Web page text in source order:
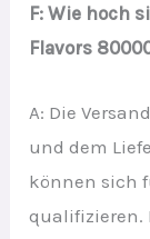
F: Wie hoch
Flavors
A: Die
und dem
können sich
qualifizieren.